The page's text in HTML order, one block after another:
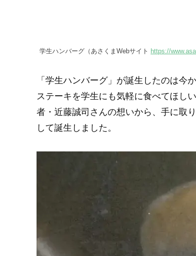
学生ハンバーグ（あさくまWebサイト https://
「学生ハンバーグ」が誕生したのは今
ステーキを学生にも気軽に食べてほし
者・近藤誠司さんの想いから、手に取
して誕生しました。